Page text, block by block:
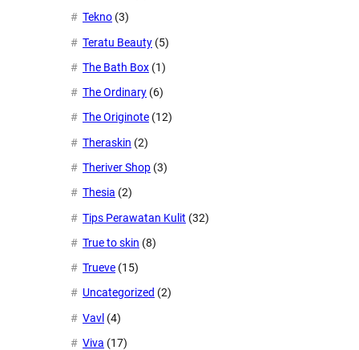
Tekno (3)
Teratu Beauty (5)
The Bath Box (1)
The Ordinary (6)
The Originote (12)
Theraskin (2)
Theriver Shop (3)
Thesia (2)
Tips Perawatan Kulit (32)
True to skin (8)
Trueve (15)
Uncategorized (2)
Vavl (4)
Viva (17)